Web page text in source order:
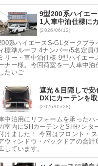
9型200系ハイエ
1人車中泊仕様に
(2026/06/12)
系ハイエースS-GLダークプラ
ィ標準ルーフ 4ナンバー/5名定員/
ミリー・車中泊仕様 9型ハイエー
ナー様。今回荷室を一人車中泊
したいご
遮光＆目隠しで安
DXにカーテンを
(2026/05/28)
中泊用にリフォームを承ったハ
室内にSHカーテンとSHセンタ
けました！ 今回はフロント・
ウィンドウ・バックドアの合計
しています。